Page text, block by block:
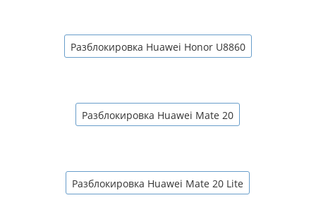
Разблокировка Huawei Honor U8860
Разблокировка Huawei Mate 20
Разблокировка Huawei Mate 20 Lite